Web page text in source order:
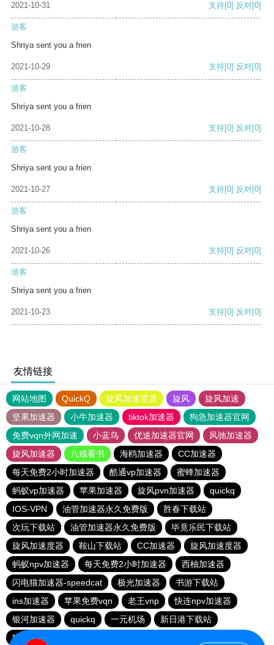
2021-10-31 支持[0] 反对[0]
游客
Shriya sent you a frien
2021-10-29 支持[0] 反对[0]
游客
Shriya sent you a frien
2021-10-28 支持[0] 反对[0]
游客
Shriya sent you a frien
2021-10-27 支持[0] 反对[0]
游客
Shriya sent you a frien
2021-10-26 支持[0] 反对[0]
游客
Shriya sent you a frien
2021-10-23 支持[0] 反对[0]
友情链接
网站地图 QuickQ 旋风加速度器 旋风
旋风加速
坚果加速器
小牛加速器 tiktok加速器
狗急加速器官网
免费vqn外网加速
小蓝鸟 优途加速器官网
风驰加速器
旋风加速器
八戒看书 海鸥加速器
CC加速器
每天免费2小时加速器
酷通vp加速器
蜜蜂加速器
蚂蚁vp加速器
苹果加速器 旋风pvn加速器
quickq
IOS-VPN
油管加速器永久免费版
胜春下载站
次玩下载站
油管加速器永久免费版
毕竟乐民下载站
旋风加速度器
鞍山下载站 CC加速器
旋风加速度器
蚂蚁npv加速器
每天免费2小时加速器
西柚加速器
闪电猫加速器-speedcat
极光加速器
书游下载站
ins加速器
苹果免费vqn 老王vnp
快连npv加速器
银河加速器
quickq 一元机场
新日港下载站
猎豹加速器